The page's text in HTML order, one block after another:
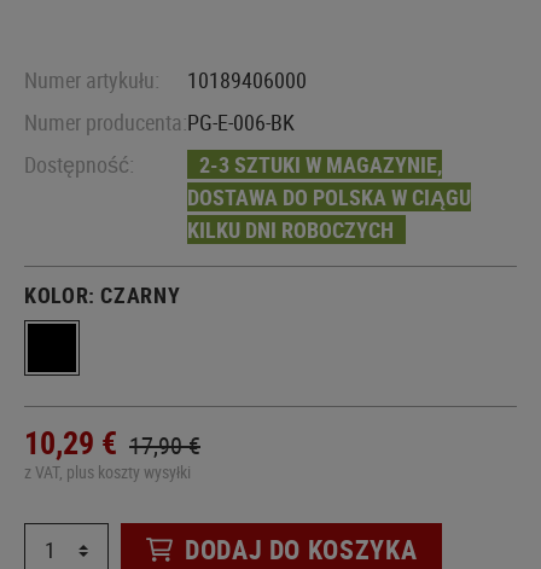
Numer artykułu:
10189406000
Numer producenta:PG-E-006-BK
Dostępność:
2-3 SZTUKI W MAGAZYNIE,
DOSTAWA DO POLSKA W CIĄGU
KILKU DNI ROBOCZYCH
KOLOR: CZARNY
10,29 € 17,90 €
z VAT, plus koszty wysyłki
DODAJ DO KOSZYKA